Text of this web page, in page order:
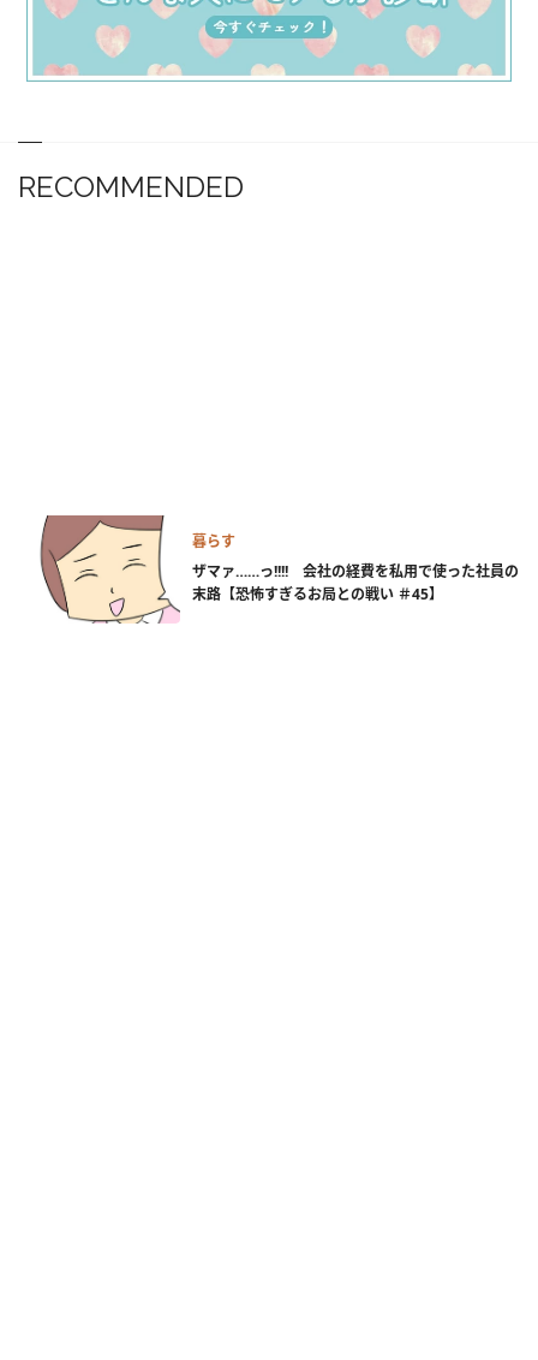
RECOMMENDED
暮らす
ザマァ……っ!!!! 会社の経費を私用で使った社員の
末路【恐怖すぎるお局との戦い ＃45】